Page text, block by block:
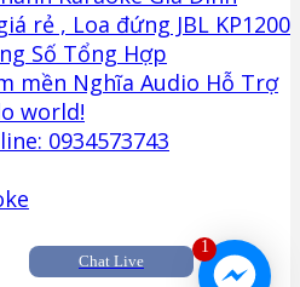
1
Chat Live
rẻ , Loa đứng JBL KP1200
Số Tổng Hợp
mền Nghĩa Audio Hỗ Trợ
world!
0934573743